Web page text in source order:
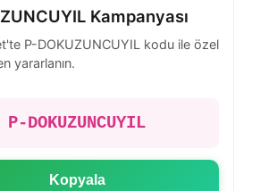
Kampanyası
P-DOKUZUNCUYIL kodu ile özel
yararlanın.
P-DOKUZUNCUYIL
Kopyala